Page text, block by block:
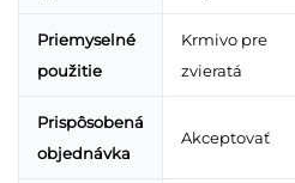
Priemyselné
použitie
Krmivo pre
zvieratá
Prispôsobená
objednávka
Akceptovať